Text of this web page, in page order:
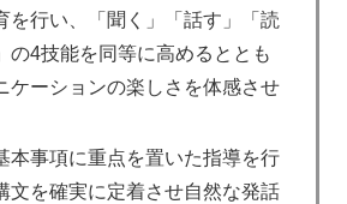
を行い、「聞く」「話す」「読
の4技能を同等に高めるととも
ケーションの楽しさを体感させ
本事項に重点を置いた指導を行
文を確実に定着させ自然な発話